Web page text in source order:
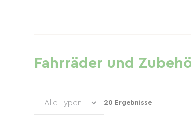
Fahrräder und
20 Ergebnisse